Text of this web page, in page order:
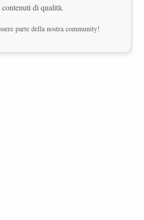
contenuti di qualità.
parte della nostra community!